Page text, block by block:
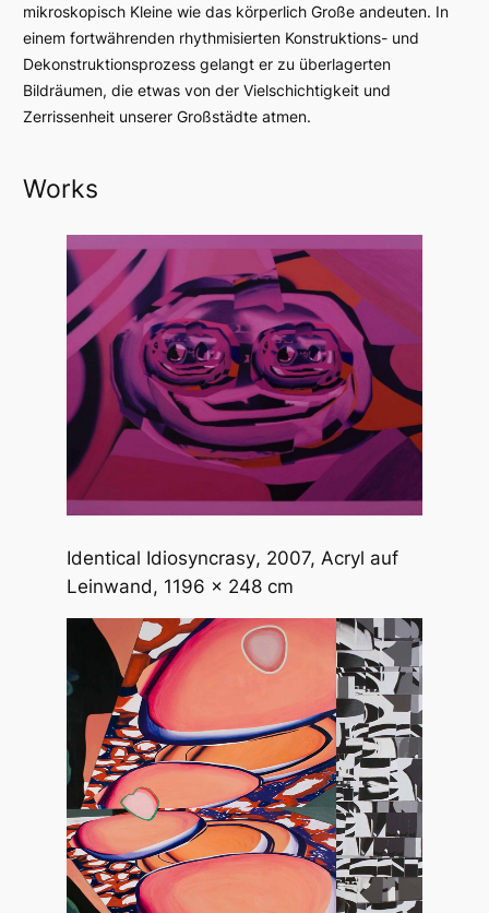
mikroskopisch Kleine wie das körperlich Große andeuten. In
einem fortwährenden rhythmisierten Konstruktions- und
Dekonstruktionsprozess gelangt er zu überlagerten
Bildräumen, die etwas von der Vielschichtigkeit und
Zerrissenheit unserer Großstädte atmen.
Works
Identical Idiosyncrasy, 2007, Acryl auf
Leinwand, 1196 x 248 cm